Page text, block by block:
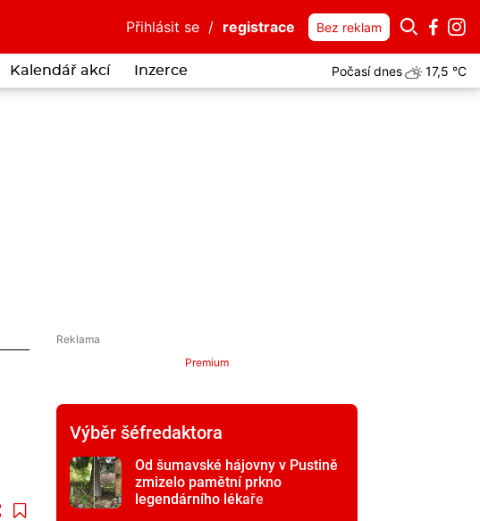
Přihlásit se / registrace Bez reklam
Kalendář akcí Inzerce Počasí dnes 17,5 °C
Premium
Výběr šéfredaktora
Od šumavské hájovny v Pustině
zmizelo pamětní prkno
legendárního lékaře